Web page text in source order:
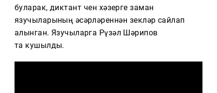
буларак, диктант өчен хәзерге заман
язучыларының әсәрләреннән өзекләр сайлап
алынган. Язучыларга Рүзәл Шәрипов
та кушылды.